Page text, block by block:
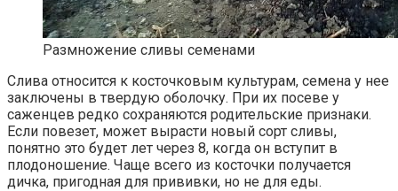
Размножение сливы семенами
Слива относится к косточковым культурам, семена у нее
заключены в твердую оболочку. При их посеве у
саженцев редко сохраняются родительские признаки.
Если повезет, может вырасти новый сорт сливы,
понятно это будет лет через 8, когда он вступит в
плодоношение. Чаще всего из косточки получается
дичка, пригодная для прививки, но не для еды.